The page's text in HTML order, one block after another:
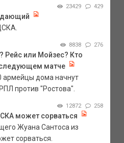
23429 429
8838 276
Рейс или Мойзес? Кто
матче
армейцы дома начнут
против "Ростова".
12872 258
может сорваться
Жуана Сантоса из
сорваться.